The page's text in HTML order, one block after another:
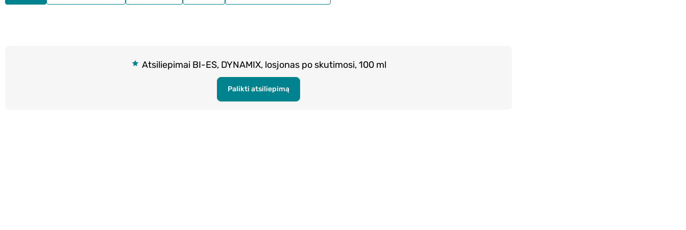
Atsiliepimai BI-ES, DYNAMIX, losjonas po skutimosi, 100 ml
Palikti atsiliepimą